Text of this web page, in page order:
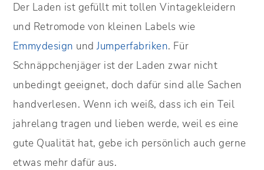
Der Laden ist gefüllt mit tollen Vintagekleidern
und Retromode von kleinen Labels wie
Emmydesign undJumperfabriken. Für
Schnäppchenjäger ist der Laden zwar nicht
unbedingt geeignet, doch dafür sind alle Sachen
handverlesen. Wenn ich weiß, dass ich ein Teil
jahrelang tragen und lieben werde, weil es eine
gute Qualität hat, gebe ich persönlich auch gerne
etwas mehr dafür aus.